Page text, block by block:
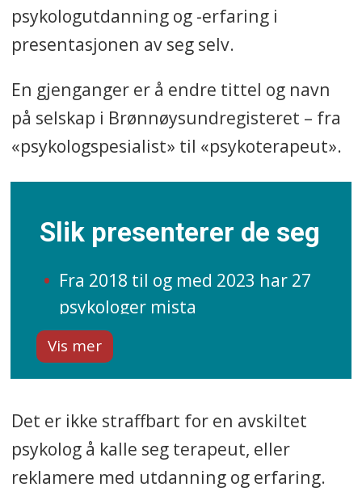
psykologutdanning og -erfaring i
presentasjonen av seg selv.
En gjenganger er å endre tittel og navn
på selskap i Brønnøysundregisteret – fra
«psykologspesialist» til «psykoterapeut».
Slik presenterer de seg
Fra 2018 til og med 2023 har 27
psykologer mista
autorisasjonen. Fem av dem har
fått den tilbake i samme
periode. (Disse fem er ikke med i
grunnlaget for beregningene
under.)
Vi har ikke tatt med
Det er ikke straffbart for en avskiltet
psykolog å kalle seg terapeut, eller
reklamere med utdanning og erfaring.